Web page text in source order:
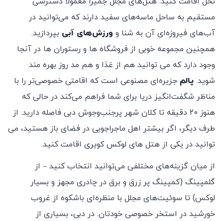
مستقیم به ساحل ماسه‌های سفید دارند که می‌توانید در
آب‌های فیروزه‌ای آن به شنا و ورزش‌های آبی بپردازید.
همچنین مجموعه خوبی از فروشگاه ها و رستوران ها در آنجا
وجود دارد که می توانید هم از غذا و هم مد روز بهره مند
شوید. پالم جزیره‌ای مصنوعی است که اقامتی خصوصی‌تر را با
مناظر شگفت‌انگیز دریا برای شما فراهم می‌کند در حالی که
هنوز 20 دقیقه تا کلان شهر پرجنب‌وجوش دبی فاصله دارید. از
طرف دیگر، اگر بیشتر اهل ماجراجویی در فضای باز هستید، می
توانید در یکی از هتل های لوکس کویری اقامت کنید.
از میان گزینه‌های مختلفی می‌توانید انتخاب کنید – از
گلمپینگ (کمپینگ پر زرق و برق در چادری مجهز و بسیار
لوکس) تا سوئیت‌های مجلل با منظره‌ای باشکوه از غروب
خورشید در استخر خصوصی خودتان. در دبی، بسیاری از